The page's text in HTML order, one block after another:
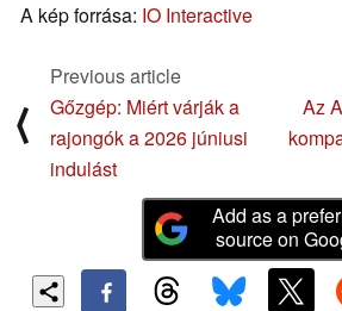
A kép forrása: IO Interactive
⟨
Previous article
Gőzgép: Miért várják a
rajongók a 2026 júniusi
indulást
Az
Add as a
source on